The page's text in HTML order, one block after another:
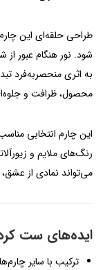
طراحی حلقه‌ای این
شود. نور هنگام عبور
به اثری منحصربه‌فرد
محصول، ظرافت و
این چارم انتخابی
رنگ‌های ملایم و
می‌تواند نمادی از
ایده‌های ست
ترکیب با سایر